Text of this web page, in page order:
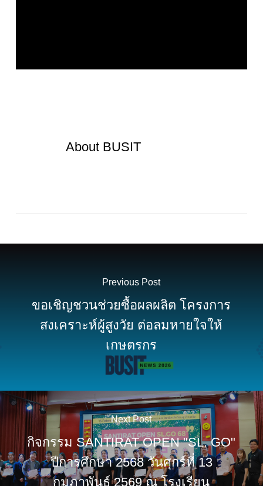
AboutBUSIT
Previous Post
ขอเชิญชวนช่วยซื้อผลผลิต โครงการ
สงเคราะห์ผู้สูงวัย ต่อลมหายใจให้
เกษตรกร
Next Post
กิจกรรม SANTIRAT OPEN "SL. GO"
ปีการศึกษา 2568 วันศุกร์ที่ 13
กุมภาพันธ์ 2569 ณ โรงเรียน